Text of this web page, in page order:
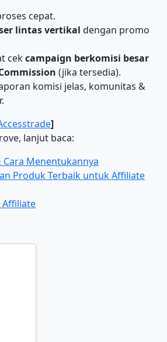
cepat.
lintas vertikal dengan promo
cekcampaign berkomisi besar
(jika tersedia).
komisi jelas, komunitas &
]
lanjut baca:
Cara Menentukannya
Produk Terbaik untuk Affiliate
Affiliate